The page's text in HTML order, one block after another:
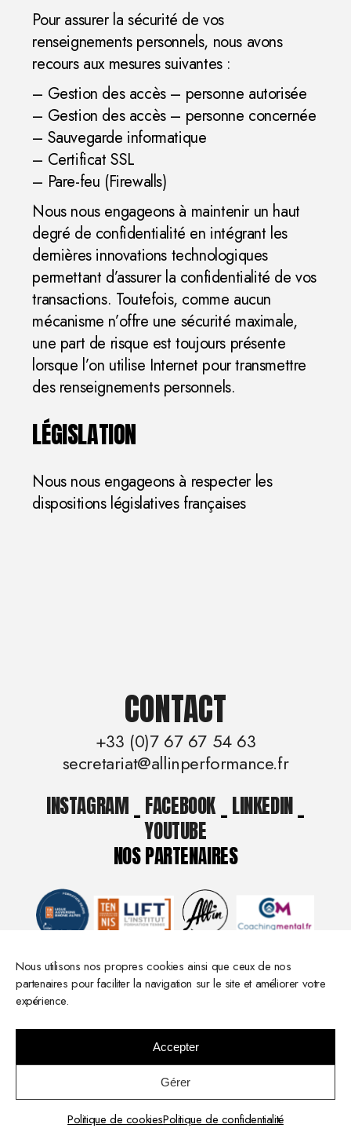
Nous utilisons nos propres cookies ainsi que ceux de nos
partenaires pour faciliter la navigation sur le site et améliorer votre
expérience.
Accepter
Gérer
Politique de cookiesPolitique de confidentialité
Pour assurer la sécurité de vos
renseignements personnels, nous avons
recours aux mesures suivantes :
– Gestion des accès – personne autorisée
– Gestion des accès – personne concernée
– Sauvegarde informatique
– Certificat SSL
– Pare-feu (Firewalls)
Nous nous engageons à maintenir un haut
degré de confidentialité en intégrant les
dernières innovations technologiques
permettant d’assurer la confidentialité de vos
transactions. Toutefois, comme aucun
mécanisme n’offre une sécurité maximale,
une part de risque est toujours présente
lorsque l’on utilise Internet pour transmettre
des renseignements personnels.
LÉGISLATION
Nous nous engageons à respecter les
dispositions législatives françaises
CONTACT
+33 (0)7 67 67 54 63
secretariat@allinperformance.fr
INSTAGRAM FACEBOOK_ LINKEDIN_
YOUTUBE
NOS PARTENAIRES
© 2026 All in Performance -Mentions légales- Réalisation :
Elodie Palau